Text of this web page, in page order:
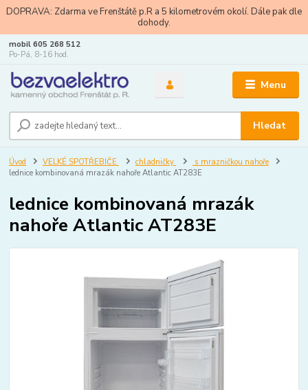
DOPRAVA: Zdarma ve Frenštátě p.R a 5 kilometrovém okolí. Dále pak dle
dohody.
Menu
Hledat
mobil 605 268 512
Po-Pá, 8-16 hod.
Úvod VELKÉ SPOTŘEBIČE chladničky
s mrazničkou nahoře
lednice kombinovaná mrazák nahoře Atlantic AT283E
lednice kombinovaná mrazák
nahoře Atlantic AT283E